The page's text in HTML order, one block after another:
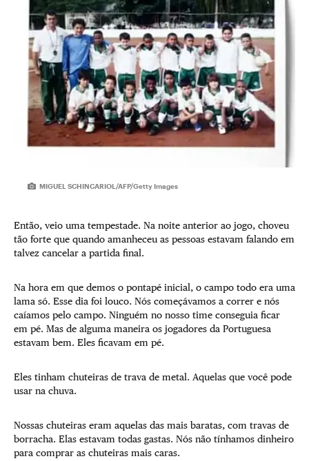
MIGUEL SCHINCARIOL/AFP/Getty Images
Então, veio uma tempestade. Na noite anterior ao jogo, choveu
tão forte que quando amanheceu as pessoas estavam falando em
talvez cancelar a partida final.
Na hora em que demos o pontapé inicial, o campo todo era uma
lama só. Esse dia foi louco. Nós começávamos a correr e nós
caíamos pelo campo. Ninguém no nosso time conseguia ficar
em pé. Mas de alguma maneira os jogadores da Portuguesa
estavam bem. Eles ficavam em pé.
Eles tinham chuteiras de trava de metal. Aquelas que você pode
usar na chuva.
Nossas chuteiras eram aquelas das mais baratas, com travas de
borracha. Elas estavam todas gastas. Nós não tínhamos dinheiro
para comprar as chuteiras mais caras.